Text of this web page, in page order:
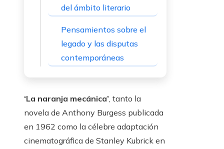
del ámbito literario
Pensamientos sobre el
legado y las disputas
contemporáneas
‘La naranja mecánica’, tanto la
novela de Anthony Burgess publicada
en 1962 como la célebre adaptación
cinematográfica de Stanley Kubrick en